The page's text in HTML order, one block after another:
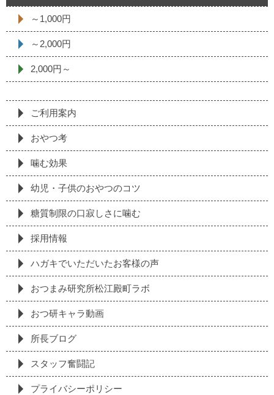
～1,000円
～2,000円
2,000円～
ご利用案内
おやつ考
噛む効果
幼児・子供のおやつのコツ
糖質制限の⼝寂しさに噛む
採⽤情報
ハガキでいただいたお客様の声
おつまみ研究所松江殿町ラボ
おつ研キャラ動画
所長ブログ
スタッフ奮闘記
プライバシーポリシー